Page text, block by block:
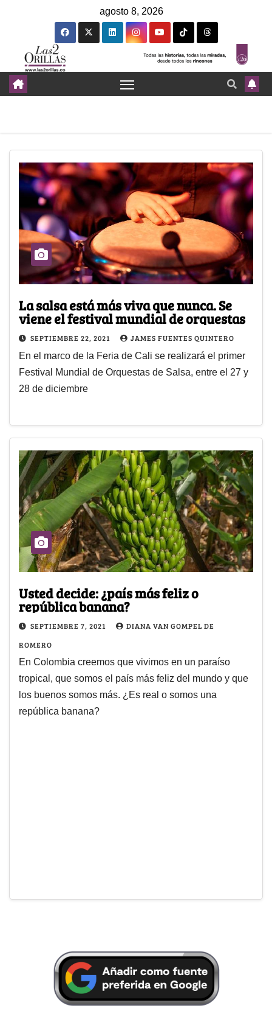
agosto 8, 2026
La salsa está más viva que nunca. Se
viene el festival mundial de orquestas
SEPTIEMBRE 22, 2021 JAMES FUENTES QUINTERO
En el marco de la Feria de Cali se realizará el primer
Festival Mundial de Orquestas de Salsa, entre el 27 y
28 de diciembre
Usted decide: ¿país más feliz o
república banana?
SEPTIEMBRE 7, 2021
DIANA VAN GOMPEL DE
ROMERO
En Colombia creemos que vivimos en un paraíso
tropical, que somos el país más feliz del mundo y que
los buenos somos más. ¿Es real o somos una
república banana?